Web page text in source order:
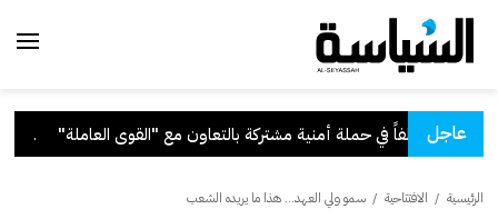
عاجل . قرار
الرئيسية / الافتتاحية / سمو ولي العهد... هذا ما يريده الشعب